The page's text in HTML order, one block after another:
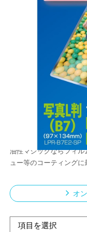
従来品にくらべサ
しジャストサイズ
却しても有害物質
ラミネートフィル
みの100μmです。
オープン
ハリのあるPET材ベー
ンク上の仕上がりに美
油性マジックならフィル
ュー等のコーティングに
オ